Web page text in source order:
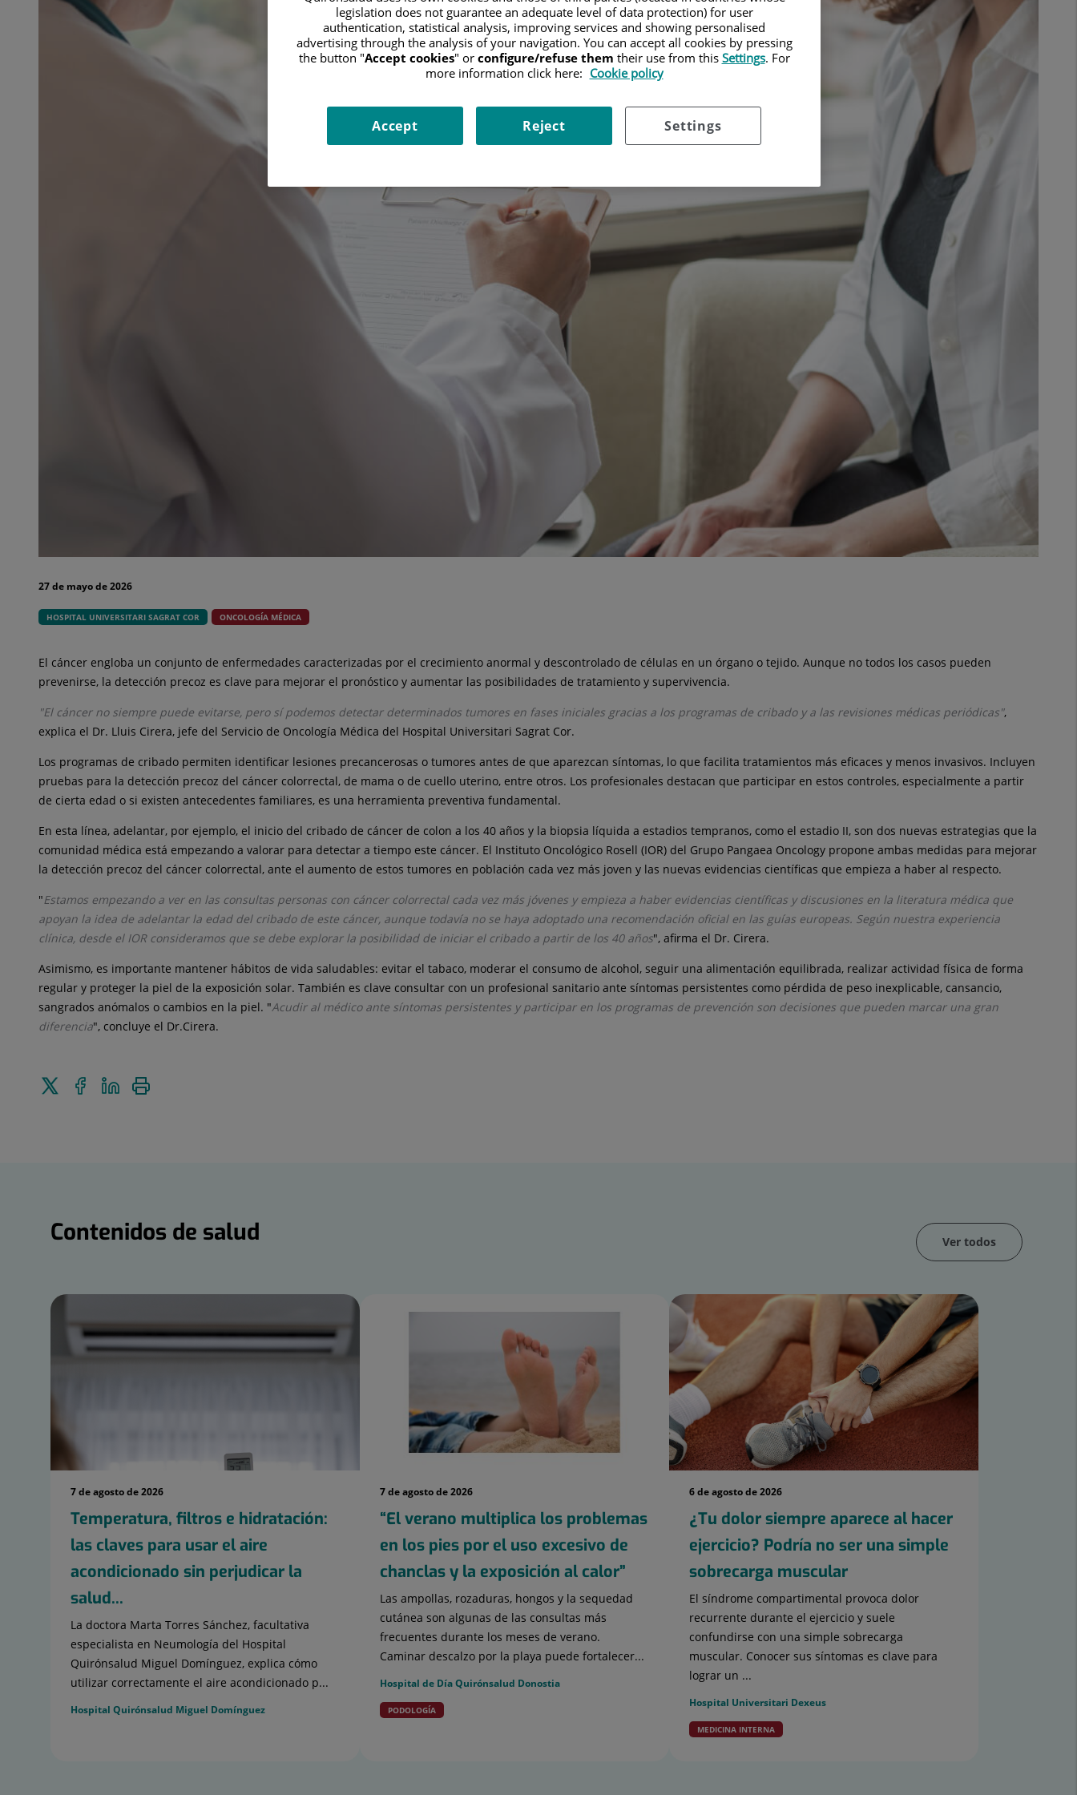
27 de mayo de 2026
HOSPITAL UNIVERSITARI SAGRAT COR ONCOLOGÍA MÉDICA
El cáncer engloba un conjunto de enfermedades caracterizadas por el crecimiento anormal y descontrolado de células en un órgano o tejido. Aunque no todos los casos pueden
prevenirse, la detección precoz es clave para mejorar el pronóstico y aumentar las posibilidades de tratamiento y supervivencia.
"El cáncer no siempre puede evitarse, pero sí podemos detectar determinados tumores en fases iniciales gracias a los programas de cribado y a las revisiones médicas periódicas",
explica el Dr. Lluis Cirera, jefe del Servicio de Oncología Médica del Hospital Universitari Sagrat Cor.
Los programas de cribado permiten identificar lesiones precancerosas o tumores antes de que aparezcan síntomas, lo que facilita tratamientos más eficaces y menos invasivos. Incluyen
pruebas para la detección precoz del cáncer colorrectal, de mama o de cuello uterino, entre otros. Los profesionales destacan que participar en estos controles, especialmente a partir
de cierta edad o si existen antecedentes familiares, es una herramienta preventiva fundamental.
En esta línea, adelantar, por ejemplo, el inicio del cribado de cáncer de colon a los 40 años y la biopsia líquida a estadios tempranos, como el estadio II, son dos nuevas estrategias que la
comunidad médica está empezando a valorar para detectar a tiempo este cáncer. El Instituto Oncológico Rosell (IOR) del Grupo Pangaea Oncology propone ambas medidas para mejorar
la detección precoz del cáncer colorrectal, ante el aumento de estos tumores en población cada vez más joven y las nuevas evidencias científicas que empieza a haber al respecto.
"Estamos empezando a ver en las consultas personas con cáncer colorrectal cada vez más jóvenes y empieza a haber evidencias científicas y discusiones en la literatura médica que
apoyan la idea de adelantar la edad del cribado de este cáncer, aunque todavía no se haya adoptado una recomendación oficial en las guías europeas. Según nuestra experiencia
clínica, desde el IOR consideramos que se debe explorar la posibilidad de iniciar el cribado a partir de los 40 años", afirma el Dr. Cirera.
Asimismo, es importante mantener hábitos de vida saludables: evitar el tabaco, moderar el consumo de alcohol, seguir una alimentación equilibrada, realizar actividad física de forma
regular y proteger la piel de la exposición solar. También es clave consultar con un profesional sanitario ante síntomas persistentes como pérdida de peso inexplicable, cansancio,
sangrados anómalos o cambios en la piel. "Acudir al médico ante síntomas persistentes y participar en los programas de prevención son decisiones que pueden marcar una gran
diferencia", concluye el Dr.Cirera.
Enviar
Compartir
en
Compartir
salud
Contenidos de salud
7 de agosto de 2026
Temperatura, filtros e hidratación:
las claves para usar el aire
acondicionado sin perjudicar la
salud...
La doctora Marta Torres Sánchez, facultativa
especialista en Neumología del Hospital
Quirónsalud Miguel Domínguez, explica cómo
utilizar correctamente el aire acondicionado p...
Hospital Quirónsalud Miguel Domínguez
7 de agosto de 2026
“El verano multiplica los problemas
en los pies por el uso excesivo de
chanclas y la exposición al calor”
Las ampollas, rozaduras, hongos y la sequedad
cutánea son algunas de las consultas más
frecuentes durante los meses de verano.
Caminar descalzo por la playa puede fortalecer...
Hospital de Día Quirónsalud Donostia
PODOLOGÍA
6 de agosto de 2026
¿Tu dolor siempre aparece al hacer
ejercicio? Podría no ser una simple
sobrecarga muscular
El síndrome compartimental provoca dolor
recurrente durante el ejercicio y suele
confundirse con una simple sobrecarga
muscular. Conocer sus síntomas es clave para
lograr un ...
Hospital Universitari Dexeus
MEDICINA INTERNA
Ver todos
legislation does not guarantee an adequate level of data protection) for user
authentication, statistical analysis, improving services and showing personalised
advertising through the analysis of your navigation. You can accept all cookies by pressing
the button "Accept cookies" or configure/refuse them their use from this Settings. For
more information click here: Cookie policy
Settings
Reject
Accept